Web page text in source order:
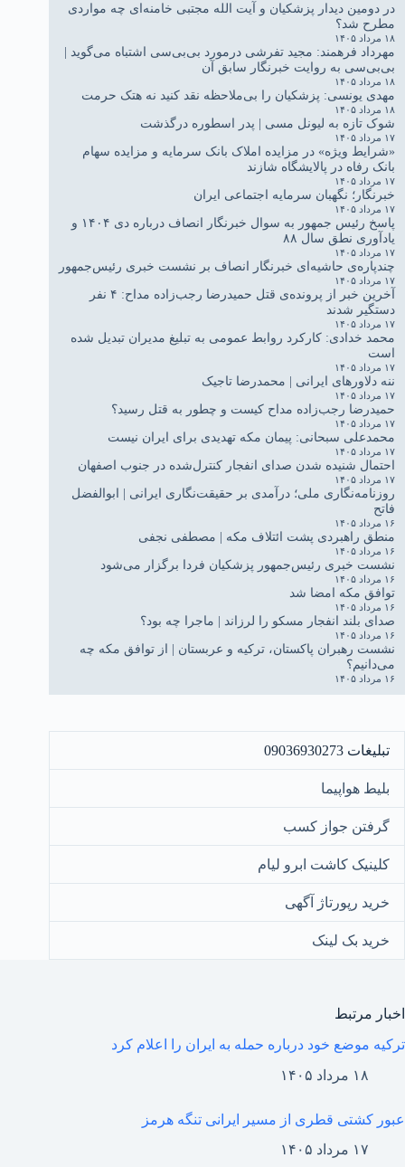
در دومین دیدار پزشکیان و آیت الله مجتبی خامنه‌ای چه مواردی
مطرح شد؟
۱۸ مرداد ۱۴۰۵
مهرداد فرهمند: مجید تفرشی درمورد بی‌بی‌سی اشتباه می‌گوید |
بی‌بی‌سی به روایت خبرنگار سابق آن
۱۸ مرداد ۱۴۰۵
مهدی یونسی: پزشکیان را بی‌ملاحظه نقد کنید نه هتک حرمت
۱۸ مرداد ۱۴۰۵
شوک تازه به لیونل مسی | پدر اسطوره درگذشت
۱۷ مرداد ۱۴۰۵
«شرایط ویژه» در مزایده املاک بانک سرمایه و مزایده سهام
بانک رفاه در پالایشگاه شازند
۱۷ مرداد ۱۴۰۵
خبرنگار؛ نگهبان سرمایه اجتماعی ایران
۱۷ مرداد ۱۴۰۵
پاسخ رئیس جمهور به سوال خبرنگار انصاف درباره دی ۱۴۰۴ و
یادآوری نطق سال ۸۸
۱۷ مرداد ۱۴۰۵
چندپاره‌ی حاشیه‌ای خبرنگار انصاف بر نشست خبری رئیس‌جمهور
۱۷ مرداد ۱۴۰۵
آخرین خبر از پرونده‌ی قتل حمیدرضا رجب‌زاده مداح: ۴ نفر
دستگیر شدند
۱۷ مرداد ۱۴۰۵
محمد خدادی: کارکرد روابط عمومی به تبلیغ مدیران تبدیل شده
است
۱۷ مرداد ۱۴۰۵
ننه دلاورهای ایرانی | محمدرضا تاجیک
۱۷ مرداد ۱۴۰۵
حمیدرضا رجب‌زاده مداح کیست و چطور به قتل رسید؟
۱۷ مرداد ۱۴۰۵
محمدعلی سبحانی: پیمان مکه تهدیدی برای ایران نیست
۱۷ مرداد ۱۴۰۵
احتمال شنیده شدن صدای انفجار کنترل‌شده در جنوب اصفهان
۱۷ مرداد ۱۴۰۵
روزنامه‌نگاری ملی؛ درآمدی بر حقیقت‌نگاری ایرانی | ابوالفضل
فاتح
۱۶ مرداد ۱۴۰۵
منطق راهبردی پشت ائتلاف مکه | مصطفی نجفی
۱۶ مرداد ۱۴۰۵
نشست خبری رئیس‌جمهور پزشکیان فردا برگزار می‌شود
۱۶ مرداد ۱۴۰۵
توافق مکه امضا شد
۱۶ مرداد ۱۴۰۵
صدای بلند انفجار مسکو را لرزاند | ماجرا چه بود؟
۱۶ مرداد ۱۴۰۵
نشست رهبران پاکستان، ترکیه و عربستان | از توافق مکه چه
می‌دانیم؟
۱۶ مرداد ۱۴۰۵
تبلیغات 09036930273
بلیط هواپیما
گرفتن جواز کسب
کلینیک کاشت ابرو لیام
خرید رپورتاژ آگهی
خرید بک لینک
اخبار مرتبط
ترکیه موضع خود درباره حمله به ایران را اعلام کرد
۱۸ مرداد ۱۴۰۵
عبور کشتی قطری از مسیر ایرانی تنگه هرمز
۱۷ مرداد ۱۴۰۵